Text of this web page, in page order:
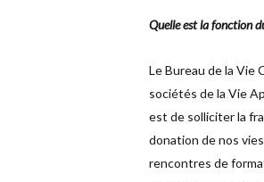
Quelle est la fonction
Le Bureau de la Vie
sociétés de la Vie
est de solliciter la
donation de nos
rencontres de